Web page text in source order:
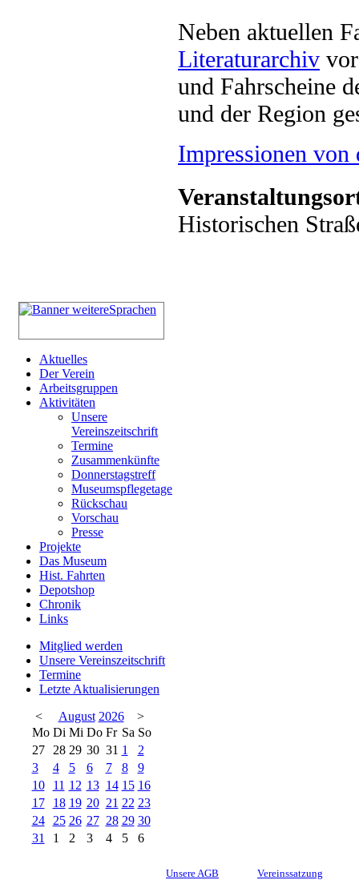
Neben aktuellen
Literaturarchiv
und Fahrscheine
und der Region
Impressionen von
Historischen
Aktuelles
Der Verein
Arbeitsgruppen
Aktivitäten
Unsere
Vereinszeitschrift
Termine
Zusammenkünfte
Donnerstagstreff
Museumspflegetage
Rückschau
Vorschau
Presse
Projekte
Das Museum
Hist. Fahrten
Depotshop
Chronik
Links
Mitglied werden
Unsere Vereinszeitschrift
Termine
Letzte Aktualisierungen
<
August 2026
>
Mo Di Mi Do Fr Sa So
27
28 29 30 31 1
2
3
4 5 6 7 8
9
10
11 12 13 14 15 16
17
18 19 20 21 22 23
24
25 26 27 28 29 30
31
1 2 3 4 5 6
Unsere AGB Vereinssatzung